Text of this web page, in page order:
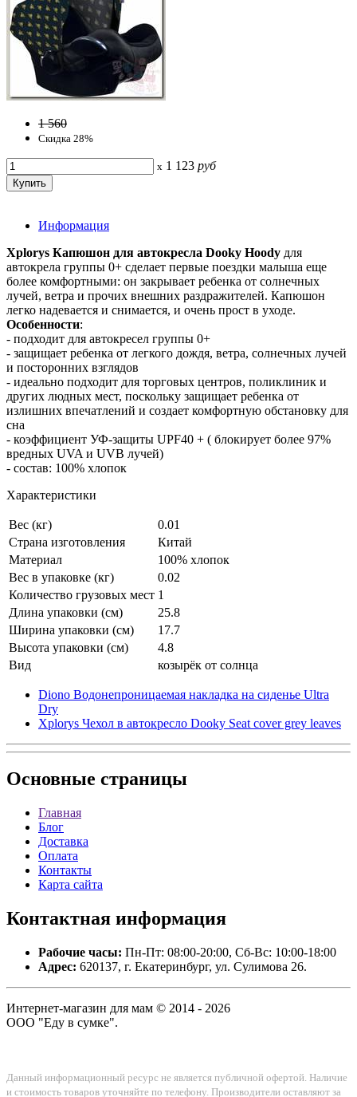
1 560
Скидка 28%
x 1 123 руб
Информация
Xplorys Капюшон для автокресла Dooky Hoody для
автокрела группы 0+ сделает первые поездки малыша еще
более комфортными: он закрывает ребенка от солнечных
лучей, ветра и прочих внешних раздражителей. Капюшон
легко надевается и снимается, и очень прост в уходе.
Особенности:
- подходит для автокресел группы 0+
- защищает ребенка от легкого дождя, ветра, солнечных лучей
и посторонних взглядов
- идеально подходит для торговых центров, поликлиник и
других людных мест, поскольку защищает ребенка от
излишних впечатлений и создает комфортную обстановку для
сна
- коэффициент УФ-защиты UPF40 + ( блокирует более 97%
вредных UVA и UVB лучей)
- состав: 100% хлопок
Характеристики
Вес (кг)
0.01
Страна изготовления
Китай
Материал
100% хлопок
Вес в упаковке (кг)
0.02
Количество грузовых мест 1
Длина упаковки (см)
25.8
Ширина упаковки (см)
17.7
Высота упаковки (см)
4.8
Вид
козырёк от солнца
Diono Водонепроницаемая накладка на сиденье Ultra
Dry
Xplorys Чехол в автокресло Dooky Seat cover grey leaves
Основные страницы
Главная
Блог
Доставка
Оплата
Контакты
Карта сайта
Контактная информация
Рабочие часы: Пн-Пт: 08:00-20:00, Сб-Вс: 10:00-18:00
Адрес: 620137, г. Екатеринбург, ул. Сулимова 26.
Интернет-магазин для мам © 2014 - 2026
ООО "Еду в сумке".
Данный информационный ресурс не является публичной офертой. Наличие
и стоимость товаров уточняйте по телефону. Производители оставляют за